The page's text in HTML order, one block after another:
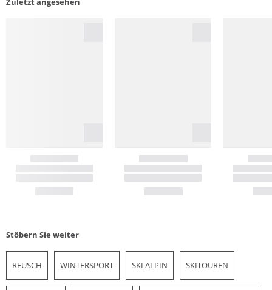
Stöbern Sie weiter
REUSCH WINTERSPORT SKI ALPIN SKITOUREN